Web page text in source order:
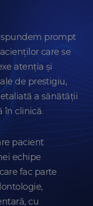
prompt
care se
atenția și
de prestigiu,
a sănătății
în clinică.
pacient
echipe
fac parte
cu